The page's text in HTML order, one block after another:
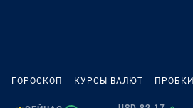
ГОРОСКОП КУРСЫ ВАЛЮТ ПРОБКИ